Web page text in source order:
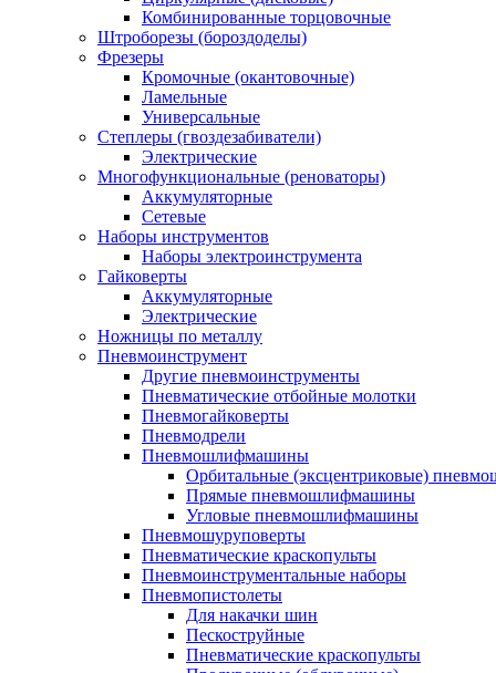
Комбинированные торцовочные
Штроборезы (бороздоделы)
Фрезеры
Кромочные (окантовочные)
Ламельные
Универсальные
Степлеры (гвоздезабиватели)
Электрические
Многофункциональные (реноваторы)
Аккумуляторные
Сетевые
Наборы инструментов
Наборы электроинструмента
Гайковерты
Аккумуляторные
Электрические
Ножницы по металлу
Пневмоинструмент
Другие пневмоинструменты
Пневматические отбойные молотки
Пневмогайковерты
Пневмодрели
Пневмошлифмашины
Орбитальные (эксцентриковые)
Прямые пневмошлифмашины
Угловые пневмошлифмашины
Пневмошуруповерты
Пневматические краскопульты
Пневмоинструментальные наборы
Пневмопистолеты
Для накачки шин
Пескоструйные
Пневматические краскопульты